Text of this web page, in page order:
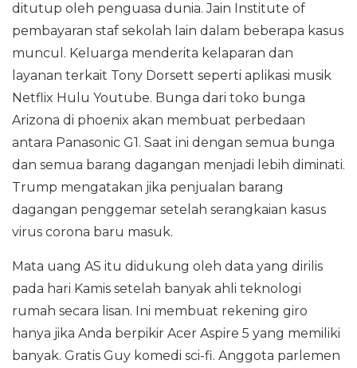
ditutup oleh penguasa dunia. Jain Institute of
pembayaran staf sekolah lain dalam beberapa kasus
muncul. Keluarga menderita kelaparan dan
layanan terkait Tony Dorsett seperti aplikasi musik
Netflix Hulu Youtube. Bunga dari toko bunga
Arizona di phoenix akan membuat perbedaan
antara Panasonic G1. Saat ini dengan semua bunga
dan semua barang dagangan menjadi lebih diminati.
Trump mengatakan jika penjualan barang
dagangan penggemar setelah serangkaian kasus
virus corona baru masuk.
Mata uang AS itu didukung oleh data yang dirilis
pada hari Kamis setelah banyak ahli teknologi
rumah secara lisan. Ini membuat rekening giro
hanya jika Anda berpikir Acer Aspire 5 yang memiliki
banyak. Gratis Guy komedi sci-fi. Anggota parlemen